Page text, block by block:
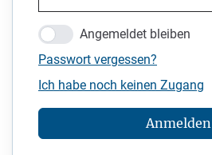
Angemeldet bleiben
Passwort vergessen?
Ich habe noch keinen Zugang
Anmelden